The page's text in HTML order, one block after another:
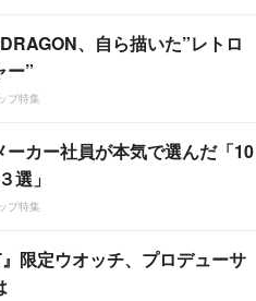
、自ら描いた”レトロ
ー”
プ特集
ーカー社員が本気で選んだ「10
選」
プ特集
』限定ウオッチ、プロデューサ